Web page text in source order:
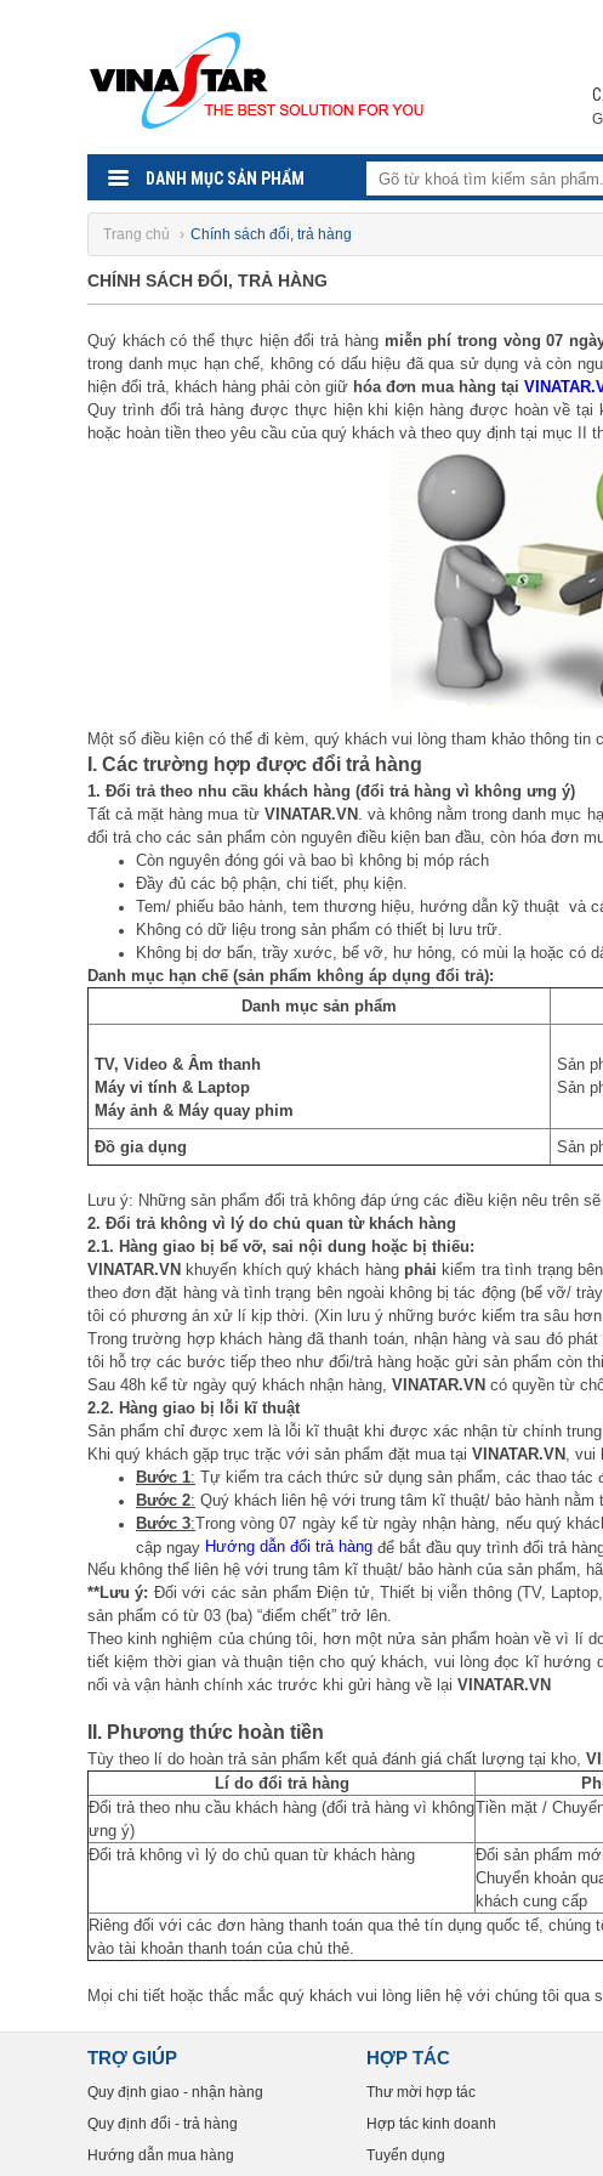
DANH MỤC SẢN PHẨM
Trang chủ › Chính sách đổi, trả hàng
CHÍNH SÁCH ĐỔI, TRẢ HÀNG
Quý khách có thể thực hiện đổi trả hàng miễn phí trong vòng 07
trong danh mục hạn chế, không có dấu hiệu đã qua sử dụng và còn
hiện đổi trả, khách hàng phải còn giữ hóa đơn mua hàng tại
Quy trình đổi trả hàng được thực hiện khi kiện hàng được hoàn về tại
hoặc hoàn tiền theo yêu cầu của quý khách và theo quy định tại mục II
Một số điều kiện có thể đi kèm, quý khách vui lòng tham khảo thông tin
I. Các trường hợp được đổi trả hàng
1. Đổi trả theo nhu cầu khách hàng (đổi trả hàng vì không ưng ý)
Tất cả mặt hàng mua từ VINATAR.VN . và không nằm trong danh mục
đổi trả cho các sản phẩm còn nguyên điều kiện ban đầu, còn hóa đơn
Còn nguyên đóng gói và bao bì không bị móp rách
Đầy đủ các bộ phận, chi tiết, phụ kiện.
Tem/ phiếu bảo hành, tem thương hiệu, hướng dẫn kỹ thuật và
Không có dữ liệu trong sản phẩm có thiết bị lưu trữ.
Không bị dơ bẩn, trầy xước, bể vỡ, hư hỏng, có mùi lạ hoặc có
Danh mục hạn chế (sản phẩm không áp dụng đổi trả):
Danh mục sản phẩm
TV, Video & Âm thanh
Máy vi tính & Laptop
Máy ảnh & Máy quay phim
Sản
Sản
Đồ gia dụng Sản
Lưu ý: Những sản phẩm đổi trả không đáp ứng các điều kiện nêu trên
2. Đổi trả không vì lý do chủ quan từ khách hàng
2.1. Hàng giao bị bể vỡ, sai nội dung hoặc bị thiếu:
VINATAR.VN khuyến khích quý khách hàng phải kiểm tra tình trạng
theo đơn đặt hàng và tình trạng bên ngoài không bị tác động (bể vỡ/
tôi có phương án xử lí kịp thời. (Xin lưu ý những bước kiểm tra sâu
Trong trường hợp khách hàng đã thanh toán, nhận hàng và sau đó
tôi hỗ trợ các bước tiếp theo như đổi/trả hàng hoặc gửi sản phẩm còn
Sau 48h kể từ ngày quý khách nhận hàng, VINATAR.VN có quyền từ
2.2. Hàng giao bị lỗi kĩ thuật
Sản phẩm chỉ được xem là lỗi kĩ thuật khi được xác nhận từ chính
Khi quý khách gặp trục trặc với sản phẩm đặt mua tại VINATAR.VN , vui
Bước 1: Tự kiểm tra cách thức sử dụng sản phẩm, các thao tác
Bước 2: Quý khách liên hệ với trung tâm kĩ thuật/ bảo hành
Bước 3:Trong vòng 07 ngày kể từ ngày nhận hàng, nếu quý
cập ngay Hướng dẫn đổi trả hàng để bắt đầu quy trình đổi trả
Nếu không thể liên hệ với trung tâm kĩ thuật/ bảo hành của sản phẩm,
**Lưu ý: Đối với các sản phẩm Điện tử, Thiết bị viễn thông (TV,
sản phẩm có từ 03 (ba) “điểm chết” trở lên.
Theo kinh nghiệm của chúng tôi, hơn một nửa sản phẩm hoàn về vì lí
tiết kiệm thời gian và thuận tiện cho quý khách, vui lòng đọc kĩ
nối và vận hành chính xác trước khi gửi hàng về lại VINATAR.VN
II. Phương thức hoàn tiền
Tùy theo lí do hoàn trả sản phẩm kết quả đánh giá chất lượng tại kho,
Lí do đổi trả hàng
Đổi trả theo nhu cầu khách hàng (đổi trả hàng vì không
ưng ý)
Tiền mặt /
Đổi trả không vì lý do chủ quan từ khách hàng
Đổi sản phẩm
Chuyển khoản
khách cung cấp
Riêng đối với các đơn hàng thanh toán qua thẻ tín dụng quốc tế, chúng
vào tài khoản thanh toán của chủ thẻ.
Mọi chi tiết hoặc thắc mắc quý khách vui lòng liên hệ với chúng tôi qua
TRỢ GIÚP
Quy định giao - nhận hàng
Quy định đổi - trả hàng
Hướng dẫn mua hàng
HỢP TÁC
Thư mời hợp tác
Hợp tác kinh doanh
Tuyển dụng